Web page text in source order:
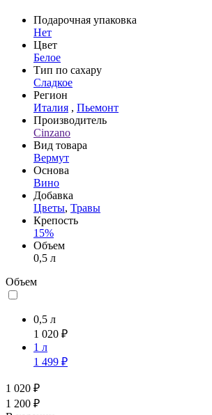
Подарочная упаковка
Нет
Цвет
Белое
Тип по сахару
Сладкое
Регион
Италия , Пьемонт
Производитель
Cinzano
Вид товара
Вермут
Основа
Вино
Добавка
Цветы, Травы
Крепость
15%
Объем
0,5 л
Объем
0,5 л
1 020 ₽
1 л
1 499 ₽
1 020 ₽
1 200 ₽